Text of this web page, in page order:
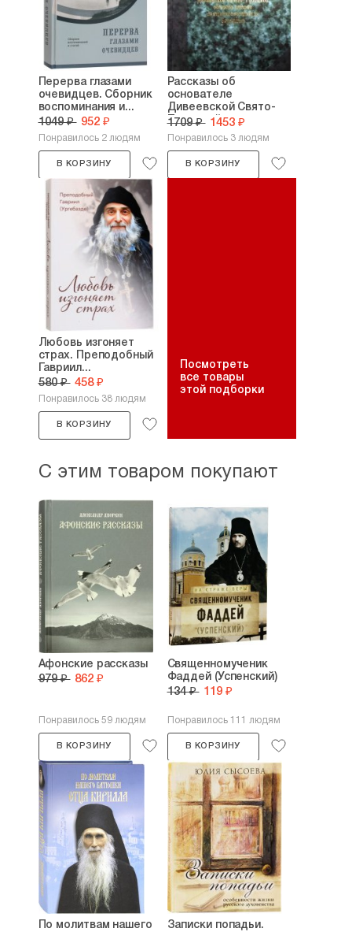
Перерва глазами
очевидцев. Сборник
воспоминания и...
1049 ₽ 952 ₽
Понравилось 2 людям
В КОРЗИНУ
Рассказы об
основателе
Дивеевской Свято-
Троицкой...
1709 ₽ 1453 ₽
Понравилось 3 людям
В КОРЗИНУ
Любовь изгоняет
страх. Преподобный
Гавриил...
580 ₽ 458 ₽
Понравилось 38 людям
В КОРЗИНУ
Посмотреть
все товары
этой подборки
С этим товаром покупают
Афонские рассказы
979 ₽ 862 ₽
Понравилось 59 людям
В КОРЗИНУ
Священномученик
Фаддей (Успенский)
134 ₽ 119 ₽
Понравилось 111 людям
В КОРЗИНУ
По молитвам нашего
Записки попадьи.